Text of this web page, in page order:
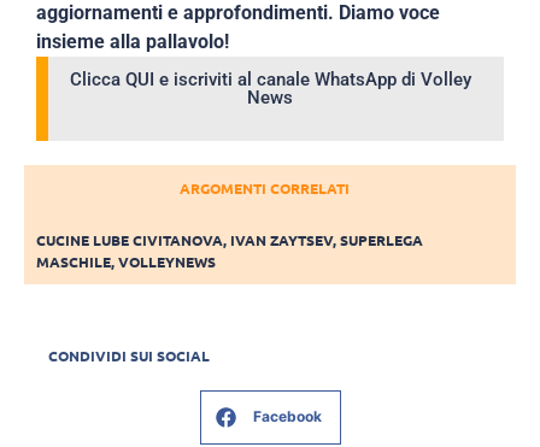
aggiornamenti e approfondimenti. Diamo voce
insieme alla pallavolo!
Clicca QUI e iscriviti al canale WhatsApp di Volley
News
ARGOMENTI CORRELATI
CUCINE LUBE CIVITANOVA, IVAN ZAYTSEV,SUPERLEGA
MASCHILE,VOLLEYNEWS
CONDIVIDI SUI SOCIAL
Facebook